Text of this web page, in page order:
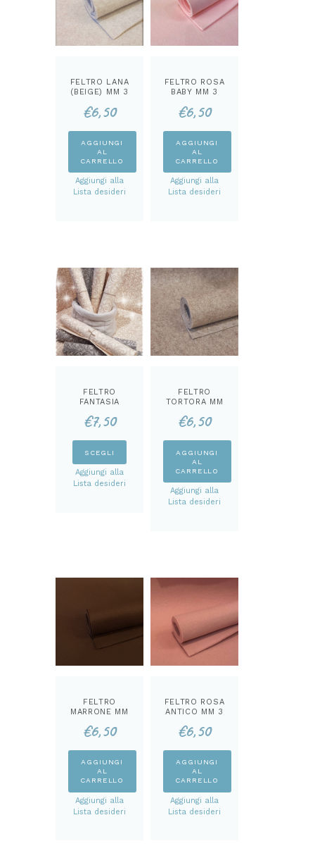
FELTRO LANA
(BEIGE) MM 3
€6,50
AGGIUNGI
AL
CARRELLO
Aggiungi alla
Lista desideri
FELTRO ROSA
BABY MM 3
€6,50
AGGIUNGI
AL
CARRELLO
Aggiungi alla
Lista desideri
FELTRO
FANTASIA
MM 3
€7,50
SCEGLI
Aggiungi alla
Lista desideri
FELTRO
TORTORA MM
€6,50
AGGIUNGI
AL
CARRELLO
Aggiungi alla
Lista desideri
FELTRO
MARRONE MM
€6,50
AGGIUNGI
AL
CARRELLO
Aggiungi alla
Lista desideri
FELTRO ROSA
ANTICO MM 3
€6,50
AGGIUNGI
AL
CARRELLO
Aggiungi alla
Lista desideri